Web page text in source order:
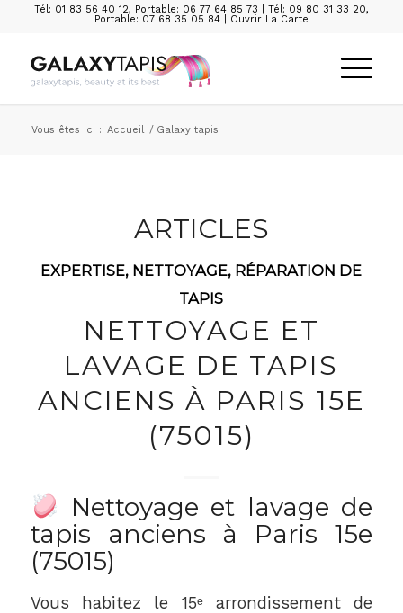
Tél: 01 83 56 40 12, Portable: 06 77 64 85 73 Tél: 09 80 31 33 20,
Portable: 07 68 35 05 84| Ouvrir La Carte
Vous êtes ici : Accueil / Galaxy tapis
ARTICLES
EXPERTISE, NETTOYAGE, RÉPARATION DE
TAPIS
NETTOYAGE ET
LAVAGE DE TAPIS
ANCIENS À PARIS 15E
(75015)
Nettoyage et lavage de
tapis anciens à Paris 15e
(75015)
Vous habitez le 15ᵉ arrondissement de